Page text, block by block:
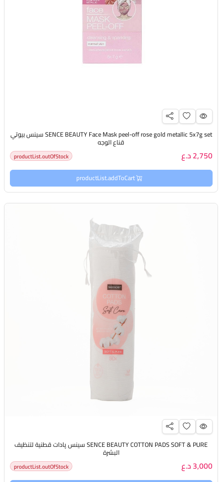
SENCE BEAUTY Face Mask peel-off rose gold metallic 5x7g set سينس بيوتي
قناع الوجه
2,750 د.ع productList.outOfStock
productList.addToCart
SENCE BEAUTY COTTON PADS SOFT & PURE سينس پادات قطنية لتنظيف
البشرة
3,000 د.ع productList.outOfStock